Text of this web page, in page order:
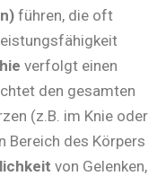
führen, die oft
verfolgt einen
den gesamten
(z.B. im Knie oder
Bereich des Körpers
von Gelenken,